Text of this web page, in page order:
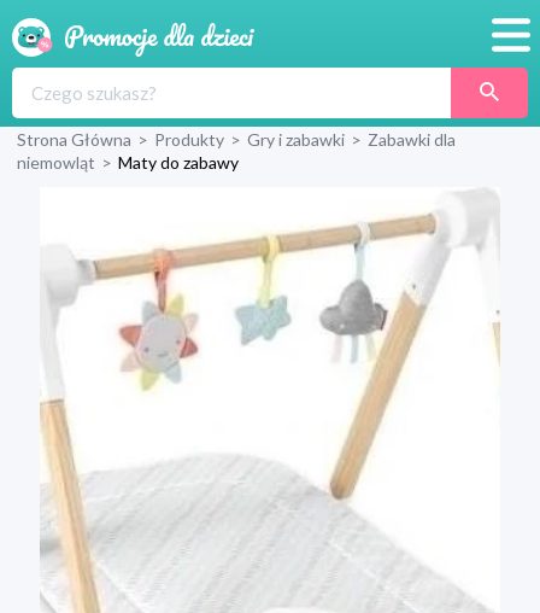
Produkty
Blog
Wyprawka
Strona Główna > Produkty > Gry i zabawki > Zabawki dla
niemowląt > Maty do zabawy